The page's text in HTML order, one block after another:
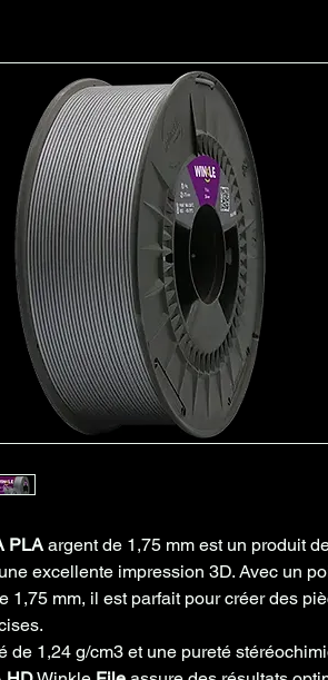
PLA argent de 1,75 mm est un produit
excellente impression 3D. Avec un
1,75 mm, il est parfait pour créer des
de 1,24 g/cm3 et une pureté